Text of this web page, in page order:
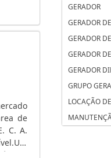
SILENCIOSO
GERADOR
AUTOMÁTICO
GERADOR
GERADOR
GERADOR
GERADOR
GERADOR
GERADOR
GERADOR
GERADOR
GERADOR
GERADOR
GRUPO
LOCAÇÃO
de
C. A.